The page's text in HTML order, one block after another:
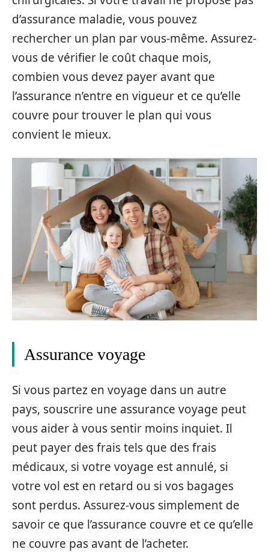
d’assurance maladie, vous pouvez
rechercher un plan par vous-même. Assurez-
vous de vérifier le coût chaque mois,
combien vous devez payer avant que
l’assurance n’entre en vigueur et ce qu’elle
couvre pour trouver le plan qui vous
convient le mieux.
Assurance voyage
Si vous partez en voyage dans un autre
pays, souscrire une assurance voyage peut
vous aider à vous sentir moins inquiet. Il
peut payer des frais tels que des frais
médicaux, si votre voyage est annulé, si
votre vol est en retard ou si vos bagages
sont perdus. Assurez-vous simplement de
savoir ce que l’assurance couvre et ce qu’elle
ne couvre pas avant de l’acheter.